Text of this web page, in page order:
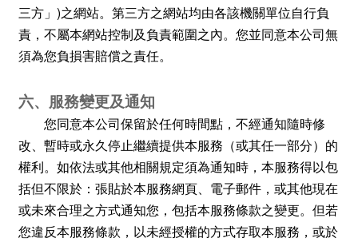
三方」 )之網站。第三方之網站均由各該機關單位自行負
責，不屬本網站控制及負責範圍之內。您並同意本公司無
須為您負損害賠償之責任。
六、服務變更及通知
您同意本公司保留於任何時間點，不經通知隨時修
改、暫時或永久停止繼續提供本服務（或其任一部分）的
權利。如依法或其他相關規定須為通知時，本服務得以包
括但不限於：張貼於本服務網頁、電子郵件，或其他現在
或未來合理之方式通知您，包括本服務條款之變更。但若
您違反本服務條款，以未經授權的方式存取本服務，或於